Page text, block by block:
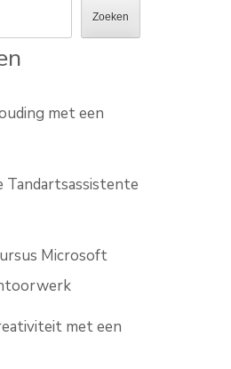
Zoeken
met een
Tandartsassistente
Microsoft
met een